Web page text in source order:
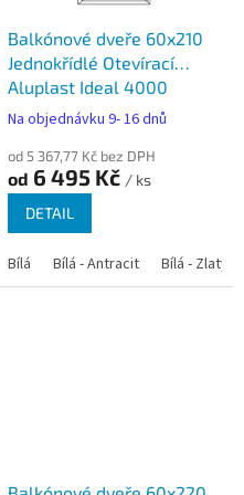
Bílá - Tmavý dub Bílá -
Balkónové dveře 60x210
Jednokřídlé Otevírací
Aluplast Ideal 4000
Na objednávku 9- 16 dnů
od 5 367,77 Kč bez DPH
od 6 495 Kč / ks
DETAIL
Bílá Bílá - Antracit Bílá - Zlatý